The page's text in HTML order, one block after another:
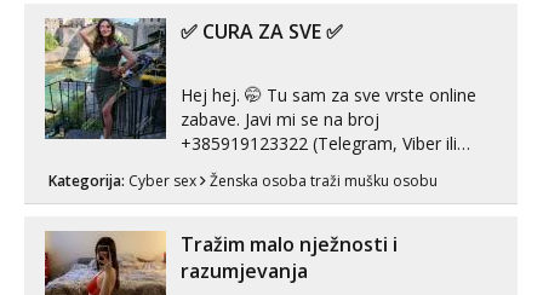
✅ CURA ZA SVE ✅
Hej hej. 🤭 Tu sam za sve vrste online
zabave. Javi mi se na broj
+385919123322 (Telegram, Viber ili
Whatsapp). 🤙 NE javljaj se na uzivo.
Hvala.
Kategorija: Cyber sex Ženska osoba traži mušku osobu
Tražim malo nježnosti i
razumjevanja